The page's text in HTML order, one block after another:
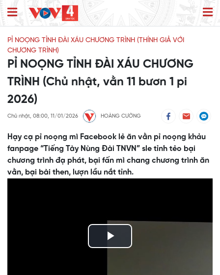
PỈ NOỌNG TỈNH ĐÀI XÁU CHƯƠNG TRÌNH (THÍNH GIẢ VỚI
CHƯƠNG TRÌNH)
PỈ NOỌNG TỈNH ĐÀI XÁU CHƯƠNG
TRÌNH (Chủ nhật, vằn 11 bươn 1 pi
2026)
Chủ nhật, 08:00, 11/01/2026 HOÀNG CƯỜNG
Hạy cạ pỉ noọng mì Facebook lẻ ăn vằn pỉ noọng khảu
fanpage “Tiếng Tày Nùng Đài TNVN” sle tỉnh tẻo bại
chương trình đạ phát, bại fấn mì chang chương trình ăn
vằn, bại bài then, lượn lầu nắt tỉnh.
Play